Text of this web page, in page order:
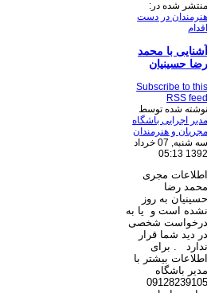
شده در:
هنرمندان در دست
اقدام
آشنایی با محمد
رضا حسینیان
Subscribe to this
RSS feed
نوشته شده توسط
مدیر اجرایی باشگاه
مجریان و هنرمندان
سه شنبه, 07 خرداد
1392 05:13
اطلاعات مجری
محمد رضا
حسینیان به روز
نشده است و یا به
درخواست شخصی
در دید شما قرار
ندارد
. برای
اطلاعات بیشتر با
مدیر باشگاه
09128239105